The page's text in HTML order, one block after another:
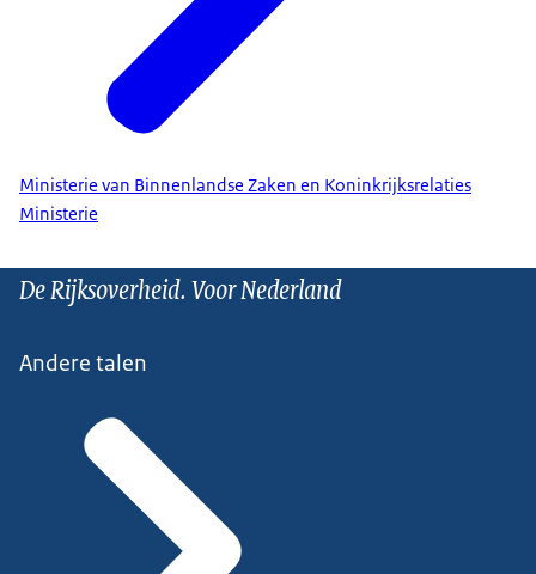
Ministerie van Binnenlandse Zaken en Koninkrijksrelaties
Ministerie
De Rijksoverheid. Voor Nederland
Andere talen